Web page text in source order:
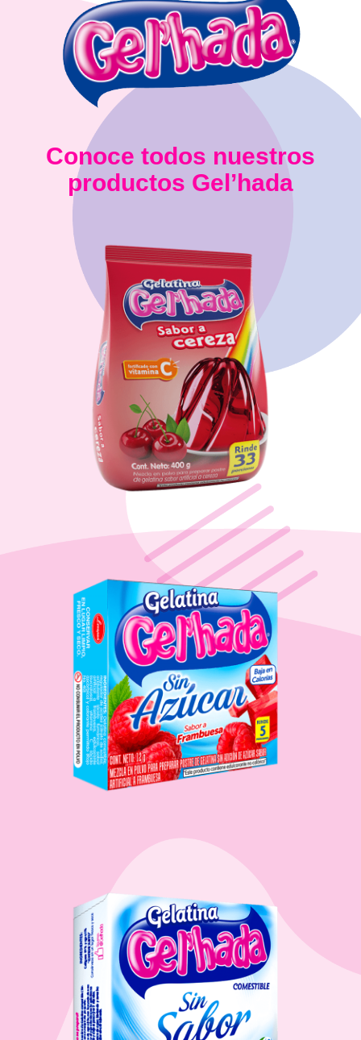
Conoce todos nuestros
productos Gel’hada